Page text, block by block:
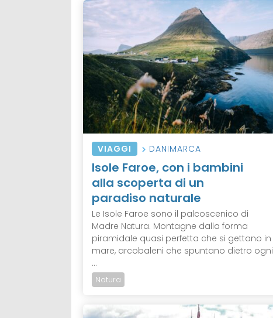
VIAGGI DANIMARCA
Isole Faroe, con i bambini
alla scoperta di un
paradiso naturale
Le Isole Faroe sono il palcoscenico di
Madre Natura. Montagne dalla forma
piramidale quasi perfetta che si gettano in
mare, arcobaleni che spuntano dietro ogni
...
Natura